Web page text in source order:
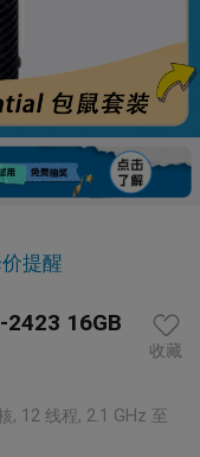
1 /3
提醒
16GB
收藏
, 12 线程, 2.1 GHz 至